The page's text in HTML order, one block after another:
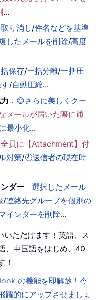
...
り消し/件名などを基準
したメールを削除/高度
保存/一括分離/一括圧
/自動圧縮...
： 😊さらに美しくクー
メールが届いた際に通
最小化...
全員に【Attachment】付
対策/🕘送信者の現在時
ダー ：選択したメール
/連絡先グループを個別の
インダーを削除...
ただけます！英語、ス
、中国語をはじめ、40
！
の機能を即解放！今
躍的にアップさせましょ